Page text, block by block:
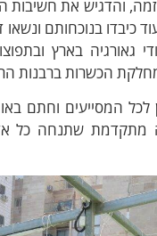
והדגיש את
כיבדו בנוכחותם
גאורגיה בארץ
הכשרות ברבנות
לכל המסייעים וחתם
שתנחה כל